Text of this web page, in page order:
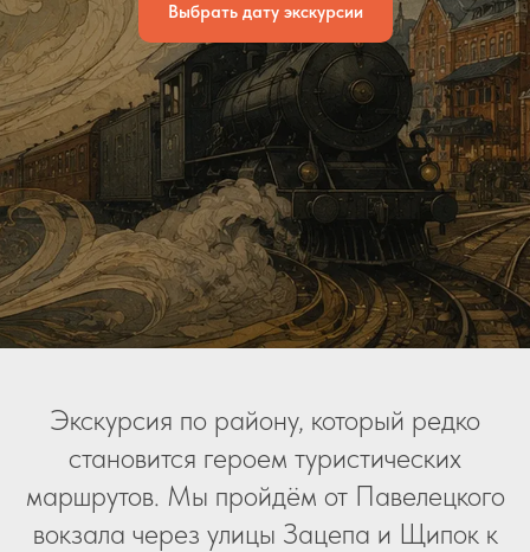
Выбрать дату экскурсии
Экскурсия по району, который редко
становится героем туристических
маршрутов. Мы пройдём от Павелецкого
вокзала через улицы Зацепа и Щипок к